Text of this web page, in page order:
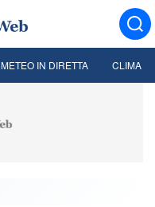
METEO IN DIRETTA CLIMA